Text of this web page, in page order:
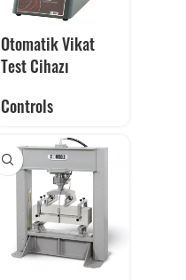
Otomatik Vikat
Test Cihazı
Controls